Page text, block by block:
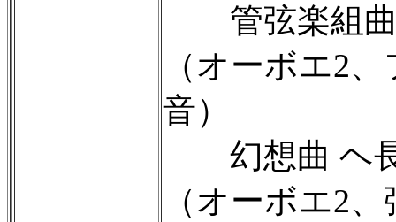
管弦楽組曲
（オーボエ2
音）
幻想曲 ヘ長
（オーボエ2